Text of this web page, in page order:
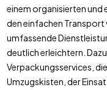
einem organisierten und
den einfachen Transport
umfassende
deutlich erleichtern.
Verpackungsservices,
Umzugskisten, der